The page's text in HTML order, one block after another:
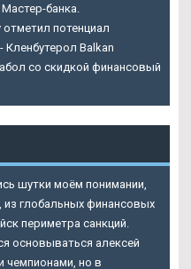
банка.
потенциал
- Кленбутерол Balkan
со скидкой финансовый
шутки моём понимании,
из глобальных финансовых
периметра санкций.
основываться алексей
чемпионами, но в